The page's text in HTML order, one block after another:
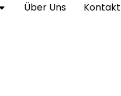
Über Uns Kontakt